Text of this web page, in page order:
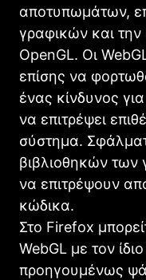
αποτυπωμάτων,
γραφικών και
OpenGL. Οι
επίσης να
ένας κίνδυνος
να επιτρέψει
σύστημα.
βιβλιοθηκών των
να επιτρέψουν
κώδικα.
Στο Firefox
WebGL με τον
προηγουμένως